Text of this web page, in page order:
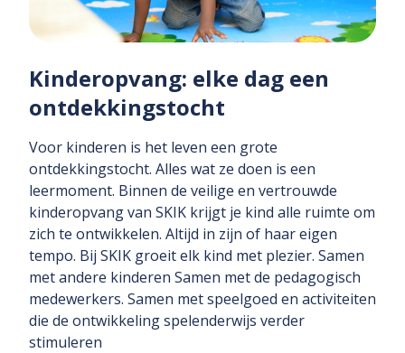
Kinderopvang: elke dag een
ontdekkingstocht
Voor kinderen is het leven een grote
ontdekkingstocht. Alles wat ze doen is een
leermoment. Binnen de veilige en vertrouwde
kinderopvang van SKIK krijgt je kind alle ruimte om
zich te ontwikkelen. Altijd in zijn of haar eigen
tempo. Bij SKIK groeit elk kind met plezier. Samen
met andere kinderen Samen met de pedagogisch
medewerkers. Samen met speelgoed en activiteiten
die de ontwikkeling spelenderwijs verder
stimuleren